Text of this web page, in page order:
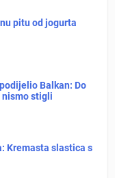
pitu od jogurta
Balkan: Do
nismo stigli
Kremasta slastica s